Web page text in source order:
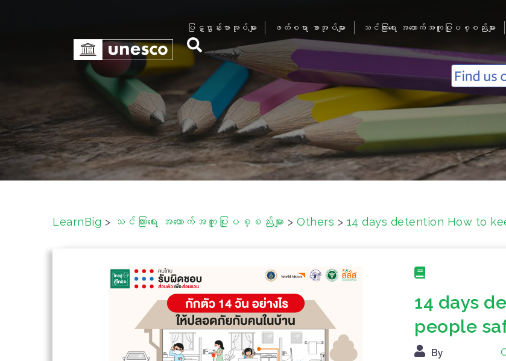
n
t
e
ပြဋ္ဌာန်းစာအုပ်များ ဖတ်စရာ စာအုပ်များ သင်ကြားရေး အထောက်အကူပြုပစ္စည်းများ
LearnBig > သင်ကြားရေး အထောက်အကူပြုပစ္စည်းများ > Others > 14 days detention How to
14 days
people
By